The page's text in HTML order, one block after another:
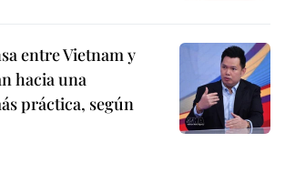
entre Vietnam y
hacia una
práctica, según